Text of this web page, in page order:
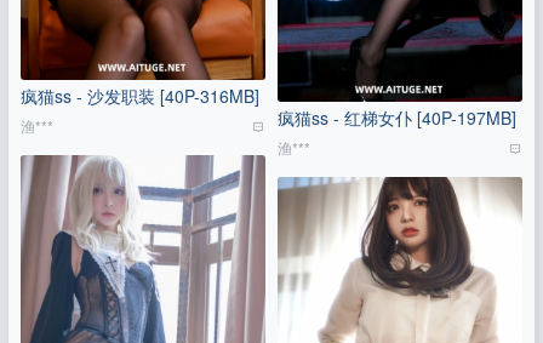
疯猫ss - 沙发职装 [40P-316MB]
渔*** 疯猫ss - 红梯女仆 [40P-197MB]
渔***